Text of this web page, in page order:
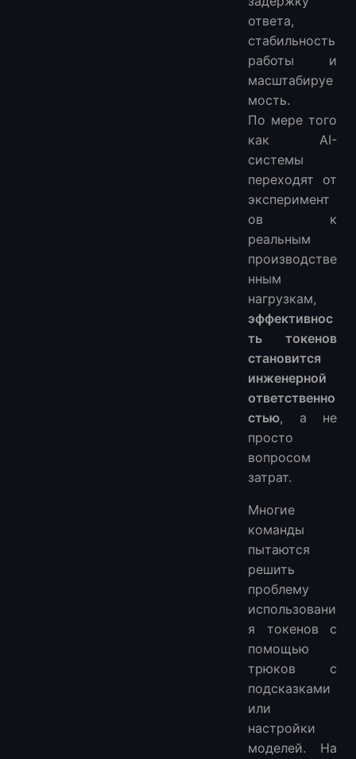
ответа,
стабильность
работы и
масштабируе
мость.
По мере того
как AI-
системы
переходят от
эксперимент
ов к
реальным
производстве
нным
нагрузкам,
эффективнос
ть токенов
становится
инженерной
ответственно
стью, а не
просто
вопросом
затрат.
Многие
команды
пытаются
решить
проблему
использовани
я токенов с
помощью
трюков с
подсказками
или
настройки
моделей. На